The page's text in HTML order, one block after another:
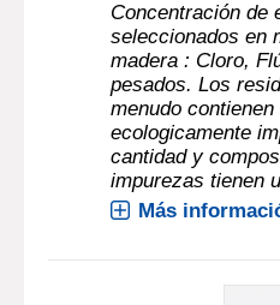
Concentración de
seleccionados en
madera : Cloro,
pesados. Los
menudo
ecologicamente
cantidad y
impurezas tienen
Más